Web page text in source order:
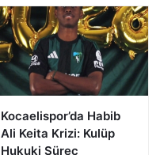
Kocaelispor’da Habib
Ali Keita Krizi: Kulüp
Hukuki Süreç